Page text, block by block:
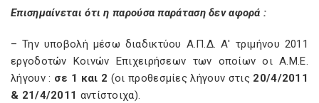
Επισημαίνεται ότι η παρούσα παράταση δεν αφορά :
– Την υποβολή μέσω διαδικτύου Α.Π.Δ. Α' τριμήνου 2011
εργοδοτών Κοινών Επιχειρήσεων των οποίων οι Α.Μ.Ε.
λήγουν : σε 1 και 2 (οι προθεσμίες λήγουν στις 20/4/2011
& 21/4/2011 αντίστοιχα).